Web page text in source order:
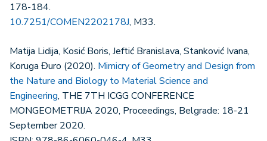
178-184.
10.7251/COMEN2202178J, M33.
Matija Lidija, Kosić Boris, Jeftić Branislava, Stanković Ivana,
Koruga Đuro (2020). Mimicry of Geometry and Design from
the Nature and Biology to Material Science and
Engineering, THE 7TH ICGG CONFERENCE
MONGEOMETRIJA 2020, Proceedings, Belgrade: 18-21
September 2020.